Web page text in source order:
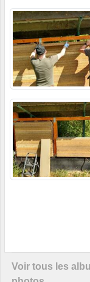
Voir tous les